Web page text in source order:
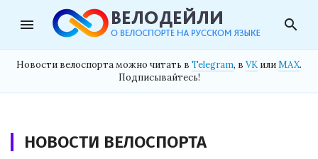
menu search
Новости велоспорта можно читать в Telegram, в VK илиMAX.
Подписывайтесь!
НОВОСТИ ВЕЛОСПОРТА